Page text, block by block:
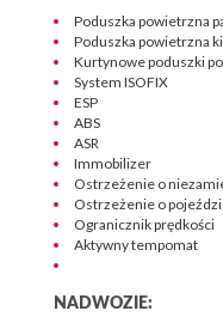
Poduszka powietrzna
Poduszka powietrzna
Kurtynowe poduszki
System ISOFIX
ESP
ABS
ASR
Immobilizer
Ostrzeżenie o
Ostrzeżenie o
Ogranicznik prędkości
Aktywny tempomat
NADWOZIE: